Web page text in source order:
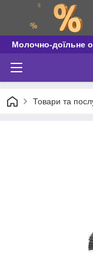
Молочно-доїльне
Товари та